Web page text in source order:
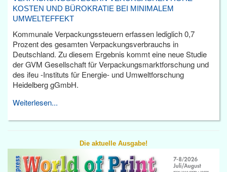
KOSTEN UND BÜROKRATIE BEI MINIMALEM
UMWELTEFFEKT
Kommunale Verpackungssteuern erfassen lediglich 0,7
Prozent des gesamten Verpackungsverbrauchs in
Deutschland. Zu diesem Ergebnis kommt eine neue Studie
der GVM Gesellschaft für Verpackungsmarktforschung und
des ifeu -Instituts für Energie- und Umweltforschung
Heidelberg gGmbH.
Weiterlesen...
Die aktuelle Ausgabe!